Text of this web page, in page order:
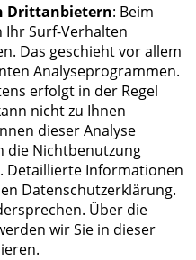
Drittanbietern: Beim
Ihr Surf-Verhalten
Das geschieht vor allem
Analyseprogrammen.
erfolgt in der Regel
nicht zu Ihnen
dieser Analyse
die Nichtbenutzung
Detaillierte Informationen
Datenschutzerklärung.
Über die
wir Sie in dieser